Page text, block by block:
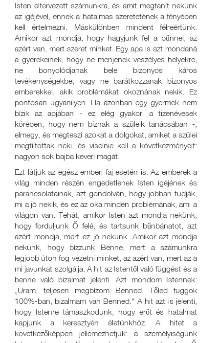
Isten eltervezett számunkra, és amit megtanít nekünk
az igéjével, ennek a hatalmas szeretetének a fényében
kell értelmezni. Máskülönben mindent félreértünk.
Amikor azt mondja, hogy hagyjunk fel a bűnnel, az
azért van, mert szeret minket. Egy apa is azt mondaná
a gyerekeinek, hogy ne menjenek veszélyes helyekre,
ne bonyolódjanak bele bizonyos káros
tevékenységekbe, vagy ne barátkozzanak bizonyos
emberekkel, akik problémákat okoznának nekik. Ez
pontosan ugyanilyen. Ha azonban egy gyermek nem
bízik az apjában - ez elég gyakori a tizenévesek
körében, hogy nem bíznak a szüleik tanácsában -,
elmegy, és megteszi azokat a dolgokat, amiket a szülei
megtiltottak neki, és viselnie kell a következményeit:
nagyon sok bajba keveri magát.
Ezt látjuk az egész emberi faj esetén is. Az emberek a
világ minden részén engedetlenek Isten igéjének és
parancsolatainak, azt gondolván, hogy jobban tudják,
mi a jó nekik, és ez az oka minden problémának, ami a
világon van. Tehát, amikor Isten azt mondja nekünk,
hogy forduljunk Ő felé, és tartsunk bűnbánatot, azt
azért mondja, mert ez jó nekünk. Amikor azt mondja
nekünk, hogy bízzunk Benne, mert a számunkra
legjobb úton fog vezetni minket, az azért van, mert az a
mi javunkat szolgálja. A hit az Istentől való függést és a
benne való bizalmat jelenti. Azt mondom Istennek:
„Uram, teljesen megbízom Benned. Tőled függök
100%-ban, bizalmam van Benned." A hit azt is jelenti,
hogy Istenre támaszkodunk, hogy erőt és hatalmat
kapjunk a keresztyén életünkhöz. A hitet a
következőképpen jellemezhetjük: a személyiségünk